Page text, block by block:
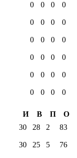
0 0 0 0
0 0 0 0
0 0 0 0
0 0 0 0
0 0 0 0
0 0 0
0
И В П
О
30 28 2 83
30 25 5 76